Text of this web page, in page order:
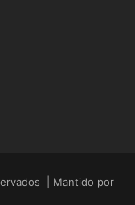
| Mantido por